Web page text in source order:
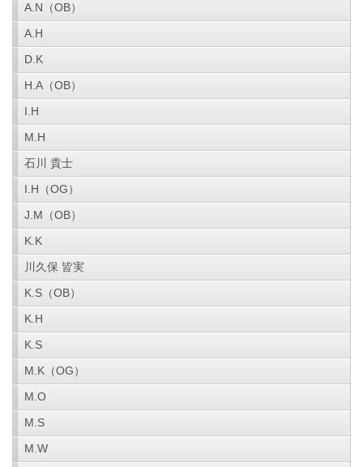
A.N（OB）
A.H
D.K
H.A（OB）
I.H
M.H
石川 貴士
I.H（OG）
J.M（OB）
K.K
川久保 皆実
K.S（OB）
K.H
K.S
M.K（OG）
M.O
M.S
M.W